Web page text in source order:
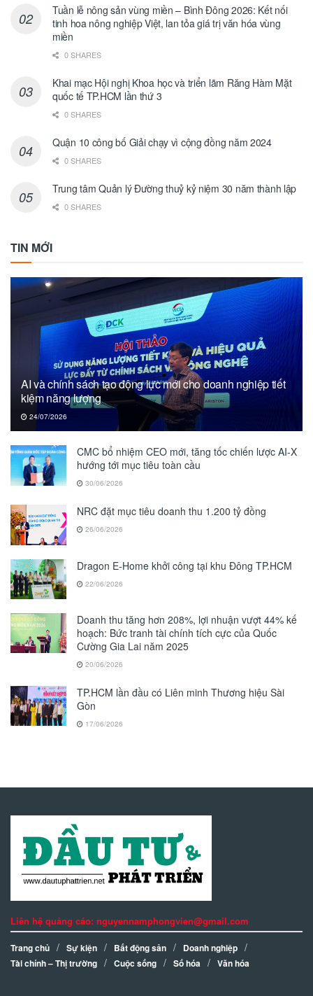
Tuần lễ nông sản vùng miền – Bình Đông 2026: Kết nối
tinh hoa nông nghiệp Việt, lan tỏa giá trị văn hóa vùng
miền
0 SHARES
Khai mạc Hội nghị Khoa học và triển lãm Răng Hàm Mặt
quốc tế TP.HCM lần thứ 3
0 SHARES
Quận 10 công bố Giải chạy vì cộng đồng năm 2024
0 SHARES
Trung tâm Quản lý Đường thuỷ kỷ niệm 30 năm thành lập
0 SHARES
TIN MỚI
AI và chính sách tạo động lực mới cho doanh nghiệp tiết
kiệm năng lượng
24/07/2026
CMC bổ nhiệm CEO mới, tăng tốc chiến lược AI-X
hướng tới mục tiêu toàn cầu
30/06/2026
NRC đặt mục tiêu doanh thu 1.200 tỷ đồng
26/06/2026
Dragon E-Home khởi công tại khu Đông TP.HCM
22/06/2026
Doanh thu tăng hơn 208%, lợi nhuận vượt 44% kế
hoạch: Bức tranh tài chính tích cực của Quốc
Cường Gia Lai năm 2025
20/06/2026
TP.HCM lần đầu có Liên minh Thương hiệu Sài
Gòn
17/06/2026
Liên hệ quảng cáo: nguyennamphongvien@gmail.com
Trang chủ Sự kiện Bất động sản
Doanh nghiệp
Tài chính – Thị trường
Cuộc sống Số hóa Văn hóa